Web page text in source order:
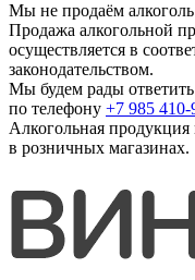
Мы не продаём
Продажа алкогольной
осуществляется в
законодательством.
Мы будем рады
по телефону +7 985 410-
Алкогольная
в розничных магазинах.